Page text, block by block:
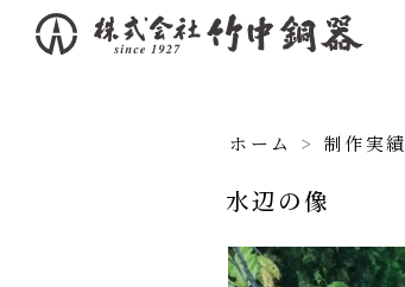
ホーム > 制作実績
水辺の像